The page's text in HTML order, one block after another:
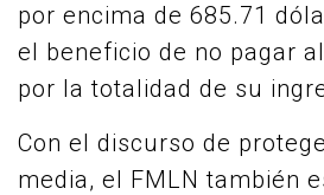
por encima de 685.71
el beneficio de no pagar
por la totalidad de su
Con el discurso de
media, el FMLN también